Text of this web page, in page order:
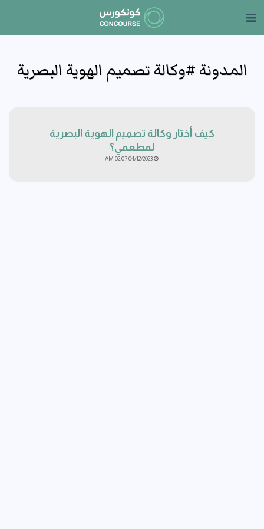
المدونة #وكالة تصميم الهوية البصرية
كيف أختار وكالة تصميم الهوية البصرية
لمطعمي؟
04/12/2023 02:07 AM